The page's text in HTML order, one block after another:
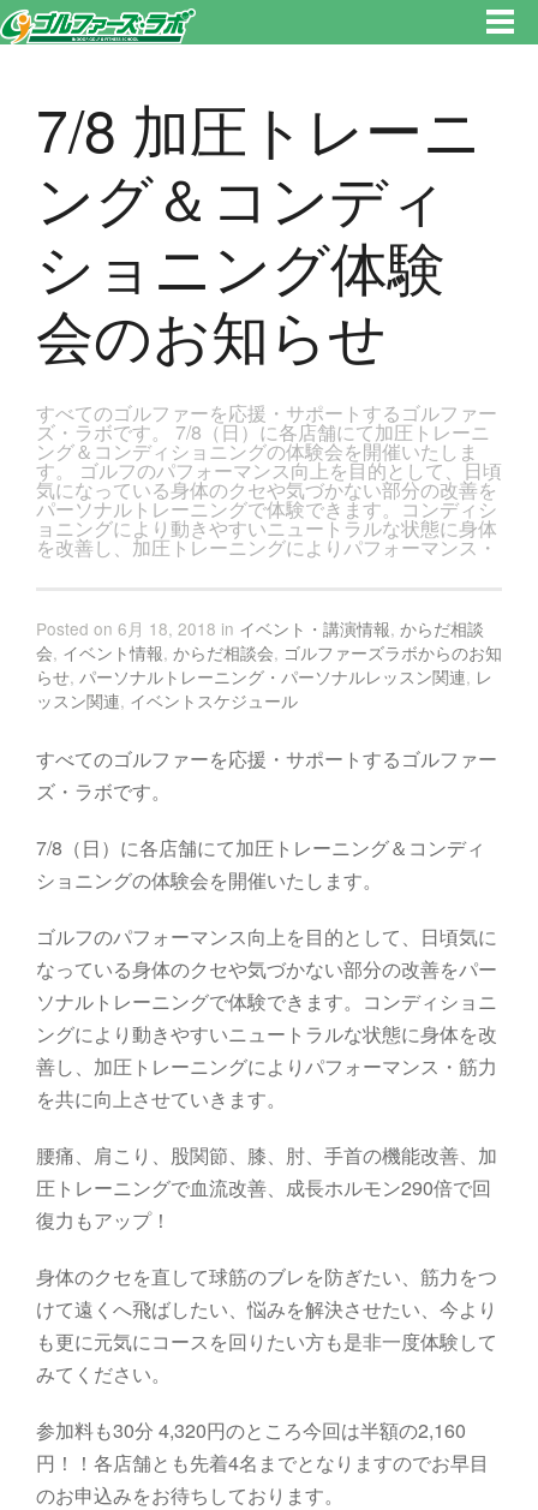
のページです。新宿区、若松河田で気軽にゴルフレッスン！
7/8 加圧トレーニ
ング＆コンディ
ショニング体験
会のお知らせ
すべてのゴルファーを応援・サポートするゴルファー
ズ・ラボです。 7/8（日）に各店舗にて加圧トレーニ
ング＆コンディショニングの体験会を開催いたしま
す。 ゴルフのパフォーマンス向上を目的として、日頃
気になっている身体のクセや気づかない部分の改善を
パーソナルトレーニングで体験できます。コンディシ
ョニングにより動きやすいニュートラルな状態に身体
を改善し、加圧トレーニングによりパフォーマンス・
Posted on 6月 18, 2018 in イベント・講演情報, からだ相談
会, イベント情報, からだ相談会, ゴルファーズラボからのお知
らせ, パーソナルトレーニング・パーソナルレッスン関連, レ
ッスン関連, イベントスケジュール
すべてのゴルファーを応援・サポートするゴルファー
ズ・ラボです。
7/8（日）に各店舗にて加圧トレーニング＆コンディ
ショニングの体験会を開催いたします。
ゴルフのパフォーマンス向上を目的として、日頃気に
なっている身体のクセや気づかない部分の改善をパー
ソナルトレーニングで体験できます。コンディショニ
ングにより動きやすいニュートラルな状態に身体を改
善し、加圧トレーニングによりパフォーマンス・筋力
を共に向上させていきます。
腰痛、肩こり、股関節、膝、肘、手首の機能改善、加
圧トレーニングで血流改善、成長ホルモン290倍で回
復力もアップ！
身体のクセを直して球筋のブレを防ぎたい、筋力をつ
けて遠くへ飛ばしたい、悩みを解決させたい、今より
も更に元気にコースを回りたい方も是非一度体験して
みてください。
参加料も30分 4,320円のところ今回は半額の2,160
円！！各店舗とも先着4名までとなりますのでお早目
のお申込みをお待ちしております。